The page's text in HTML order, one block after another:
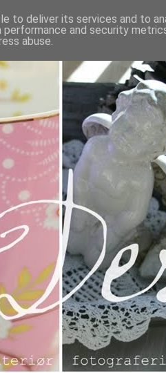
to deliver its services and to
performance and security
abuse.